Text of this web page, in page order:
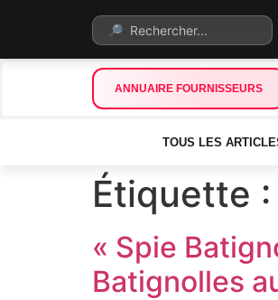
ANNUAIRE FOURNISSEURS
TOUS LES
Étiquette :
« Spie
Batignolles